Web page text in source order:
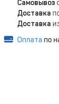
Самовывоз
Доставка
Доставка
Оплата по